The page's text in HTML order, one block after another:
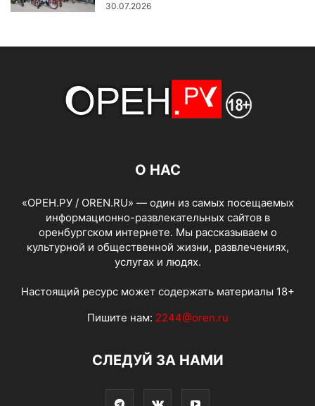
30.07.2026
О НАС
«ОРЕН.РУ / OREN.RU» — один из самых посещаемых
информационно-развлекательных сайтов в
оренбургском интернете. Мы рассказываем о
культурной и общественной жизни, развлечениях,
услугах и людях.
Настоящий ресурс может содержать материалы 18+
Пишите нам: 2244@oren.ru
СЛЕДУЙ ЗА НАМИ